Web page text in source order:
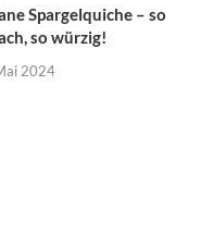
Spargelquiche – so
so würzig!
2024